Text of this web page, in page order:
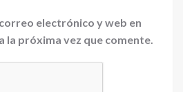
electrónico y web en
la próxima vez que comente.